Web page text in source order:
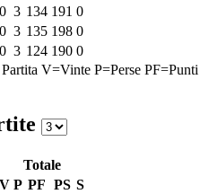
0 3 134 191 0
0 3 135 198 0
0 3 124 190 0
V=Vinte P=Perse PF=Punti
Totale
V P PF PS S